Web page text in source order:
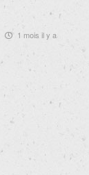
1 mois il y a